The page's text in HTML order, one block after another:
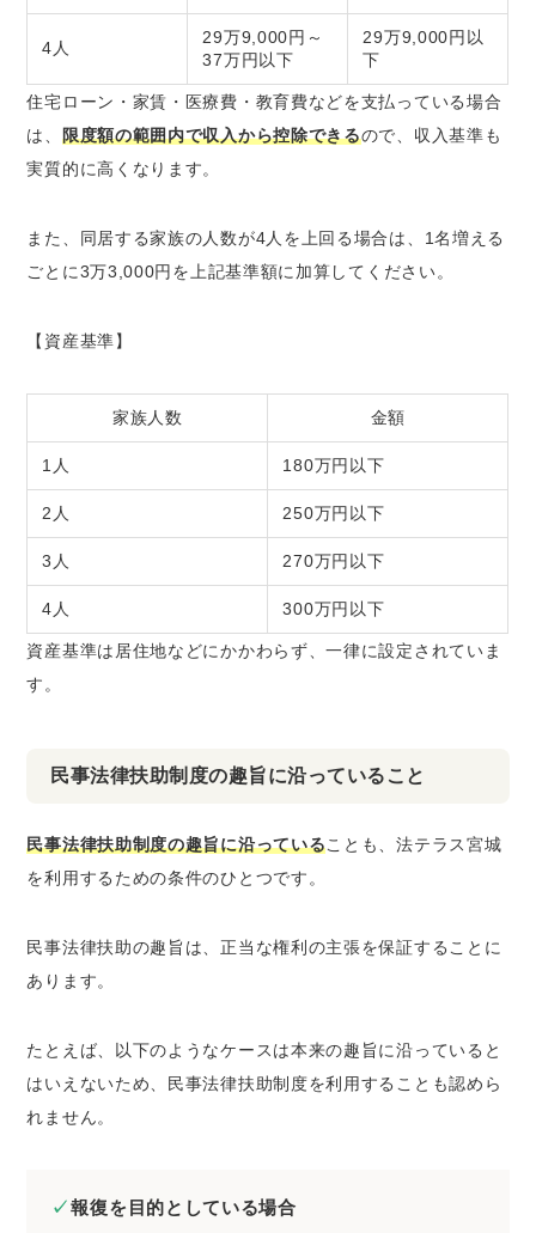
4人
29万9,000円～
37万円以下
29万9,000円以
下
住宅ローン・家賃・医療費・教育費などを支払っている場合
は、 限度額の範囲内で収入から控除できるので、収入基準も
実質的に高くなります。
また、同居する家族の人数が4人を上回る場合は、1名増える
ごとに3万3,000円を上記基準額に加算してください。
【資産基準】
家族人数 金額
1人 180万円以下
2人 250万円以下
3人 270万円以下
4人 300万円以下
資産基準は居住地などにかかわらず、一律に設定されていま
す。
民事法律扶助制度の趣旨に沿っていること
民事法律扶助制度の趣旨に沿っていることも、法テラス宮城
を利用するための条件のひとつです。
民事法律扶助の趣旨は、正当な権利の主張を保証することに
あります。
たとえば、以下のようなケースは本来の趣旨に沿っていると
はいえないため、民事法律扶助制度を利用することも認めら
れません。
報復を目的としている場合